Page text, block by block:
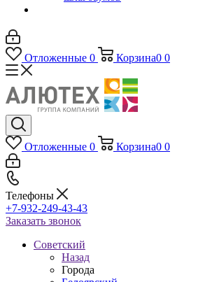
Отложенные 0 Корзина0 0
Отложенные 0 Корзина0 0
Телефоны
+7-932-249-43-43
Заказать звонок
Советский
Назад
Города